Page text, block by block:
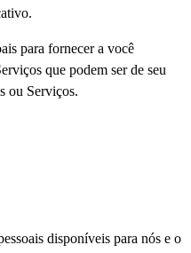
para fornecer a você
que podem ser de seu
ou Serviços.
disponíveis para nós e o